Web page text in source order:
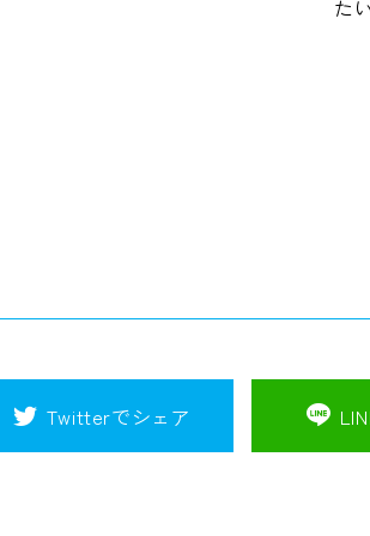
た
Twitterでシェア